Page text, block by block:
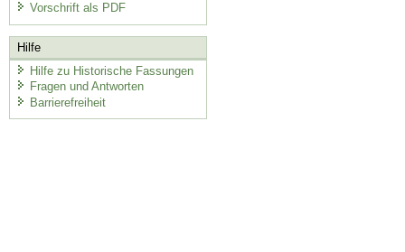
Vorschrift als PDF
Hilfe
Hilfe zu Historische Fassungen
Fragen und Antworten
Barrierefreiheit